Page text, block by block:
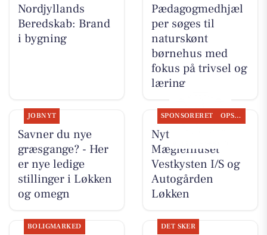
Nordjyllands
Beredskab: Brand
i bygning
Pædagogmedhjæl
per søges til
naturskønt
børnehus med
fokus på trivsel og
læring
JOBNYT
Savner du nye
græsgange? - Her
er nye ledige
stillinger i Løkken
og omegn
SPONSORERET OPSLAGSTAVLEN
Nyt fra
Mæglerhuset
Vestkysten I/S og
Autogården
Løkken
BOLIGMARKED DET SKER